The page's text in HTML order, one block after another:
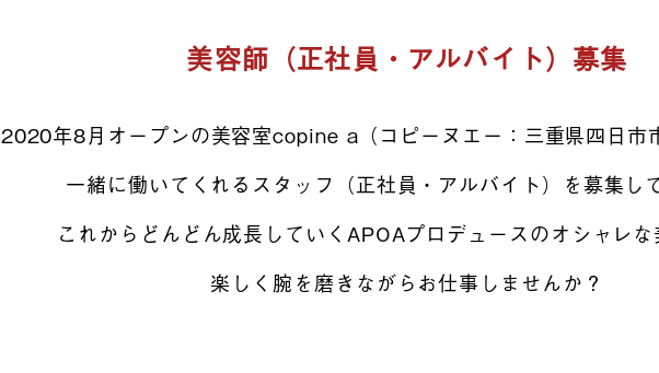
美容師（正社員・アルバイト）募集
2020年8月オープンの美容室copine a（コピーヌエー：三重県四日市
一緒に働いてくれるスタッフ（正社員・アルバイト）を募集し
これからどんどん成長していくAPOAプロデュースのオシャレな
楽しく腕を磨きながらお仕事しませんか？